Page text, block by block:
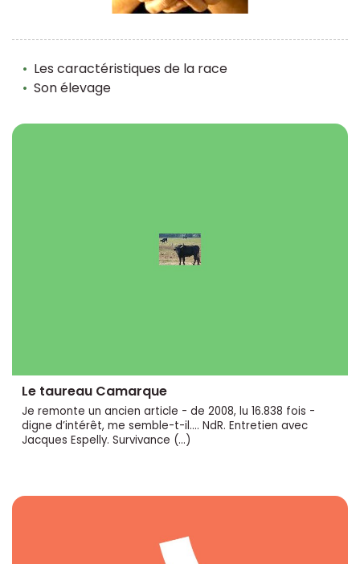
Les caractéristiques de la race
Son élevage
Le taureau Camarque
Je remonte un ancien article - de 2008, lu 16.838 fois -
digne d’intérêt, me semble-t-il.... NdR. Entretien avec
Jacques Espelly. Survivance (…)